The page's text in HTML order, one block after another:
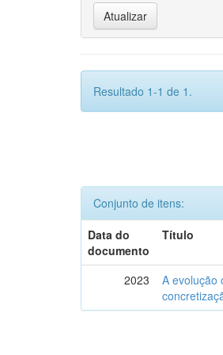
Resultado 1-1 de 1.
Conjunto de itens:
Data do
documento
Título
2023
A evolução